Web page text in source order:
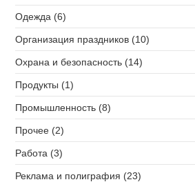
Одежда (6)
Организация праздников (10)
Охрана и безопасность (14)
Продукты (1)
Промышленность (8)
Прочее (2)
Работа (3)
Реклама и полиграфия (23)